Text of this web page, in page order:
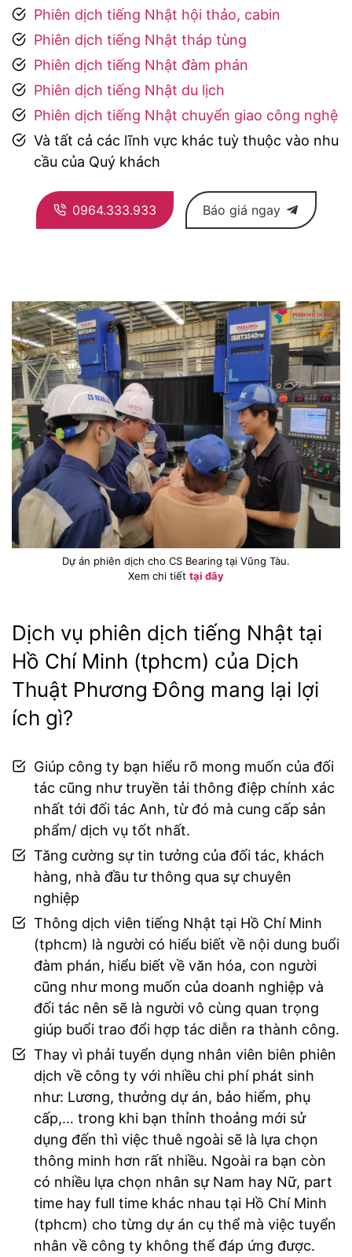
Phiên dịch tiếng Nhật hội thảo, cabin
Phiên dịch tiếng Nhật tháp tùng
Phiên dịch tiếng Nhật đàm phán
Phiên dịch tiếng Nhật du lịch
Phiên dịch tiếng Nhật chuyển giao công nghệ
Và tất cả các lĩnh vực khác tuỳ thuộc vào nhu
cầu của Quý khách
0964.333.933 Báo giá ngay
Dịch vụ phiên dịch tiếng Nhật tại
Hồ Chí Minh (tphcm) của Dịch
Thuật Phương Đông mang lại lợi
ích gì?
Giúp công ty bạn hiểu rõ mong muốn của đối
tác cũng như truyền tải thông điệp chính xác
nhất tới đối tác Anh, từ đó mà cung cấp sản
phẩm/ dịch vụ tốt nhất.
Tăng cường sự tin tưởng của đối tác, khách
hàng, nhà đầu tư thông qua sự chuyên
nghiệp
Thông dịch viên tiếng Nhật tại Hồ Chí Minh
(tphcm) là người có hiểu biết về nội dung buổi
đàm phán, hiểu biết về văn hóa, con người
cũng như mong muốn của doanh nghiệp và
đối tác nên sẽ là người vô cùng quan trọng
giúp buổi trao đổi hợp tác diễn ra thành công.
Thay vì phải tuyển dụng nhân viên biên phiên
dịch về công ty với nhiều chi phí phát sinh
như: Lương, thưởng dự án, bảo hiểm, phụ
cấp,… trong khi bạn thỉnh thoảng mới sử
dụng đến thì việc thuê ngoài sẽ là lựa chọn
thông minh hơn rất nhiều. Ngoài ra bạn còn
có nhiều lựa chọn nhân sự Nam hay Nữ, part
time hay full time khác nhau tại Hồ Chí Minh
(tphcm) cho từng dự án cụ thể mà việc tuyển
nhân về công ty không thể đáp ứng được.
Dự án phiên dịch cho CS Bearing tại Vũng Tàu.
Xem chi tiết tại đây